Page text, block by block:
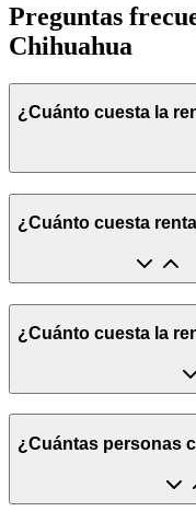
Preguntas
Chihuahua
¿Cuánto cuesta la
¿Cuánto cuesta
¿Cuánto cuesta la
¿Cuántas personas